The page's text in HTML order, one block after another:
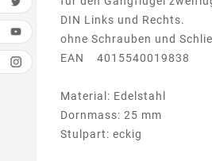
DIN Links und Rechts.
ohne Schrauben und
EAN 4015540019838
Material: Edelstahl
Dornmass: 25 mm
Stulpart: eckig